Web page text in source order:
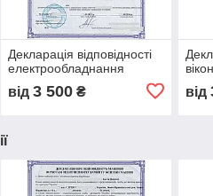
Декларація відповідності
електрообладнання
від 3 500₴ від